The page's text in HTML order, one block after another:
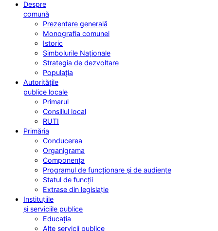
Despre
comună
Prezentare generală
Monografia comunei
Istoric
Simbolurile Naționale
Strategia de dezvoltare
Populația
Autoritățile
publice locale
Primarul
Consiliul local
RUTI
Primăria
Conducerea
Organigrama
Componența
Programul de funcționare și de audiențe
Statul de funcții
Extrase din legislație
Instituțiile
și serviciile publice
Educația
Alte servicii publice